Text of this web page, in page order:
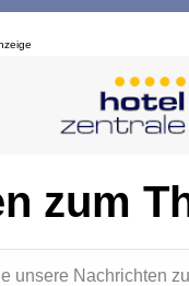
zum
unsere Nachrichten